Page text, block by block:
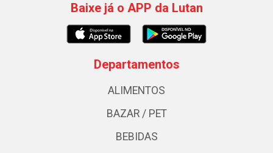
Baixe já o APP da Lutan
Departamentos
ALIMENTOS
BAZAR / PET
BEBIDAS